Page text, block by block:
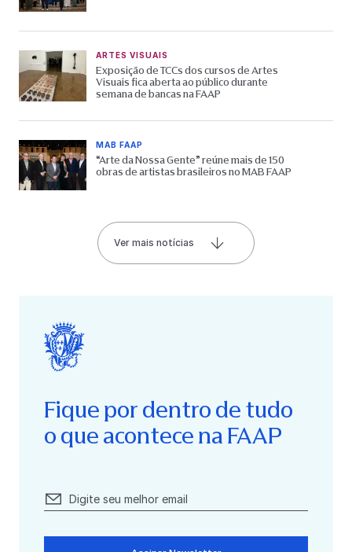
ARTES VISUAIS
Exposição de TCCs dos cursos de Artes
Visuais fica aberta ao público durante
semana de bancas na FAAP
MAB FAAP
“Arte da Nossa Gente” reúne mais de 150
obras de artistas brasileiros no MAB FAAP
Ver mais notícias
Fique por dentro de tudo
o que acontece na FAAP